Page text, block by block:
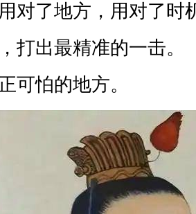
对了地方，用对了时
打出最精准的一击。
可怕的地方。